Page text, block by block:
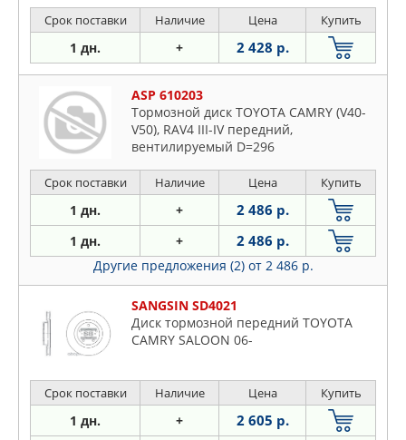
Срок поставки Наличие Цена Купить
1 дн. + 2 428 р.
ASP 610203
Тормозной диск TOYOTA CAMRY (V40-
V50), RAV4 III-IV передний,
вентилируемый D=296
Срок поставки Наличие Цена Купить
1 дн. + 2 486 р.
1 дн. + 2 486 р.
Другие предложения (2) от 2 486 р.
SANGSIN SD4021
Диск тормозной передний TOYOTA
CAMRY SALOON 06-
Срок поставки Наличие Цена Купить
1 дн. + 2 605 р.